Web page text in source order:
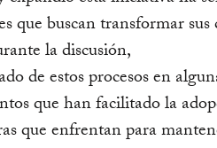
que buscan transformar sus
la discusión,
de estos procesos en
que han facilitado la
que enfrentan para